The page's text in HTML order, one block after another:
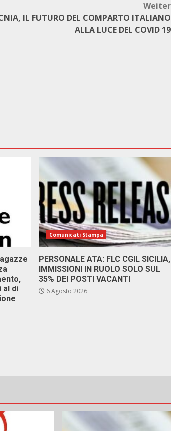
Weiter
IL FUTURO DEL COMPARTO ITALIANO
ALLA LUCE DEL COVID 19
al di
Comunicati Stampa
PERSONALE ATA: FLC CGIL SICILIA,
IMMISSIONI IN RUOLO SOLO SUL
35% DEI POSTI VACANTI
6 Agosto 2026